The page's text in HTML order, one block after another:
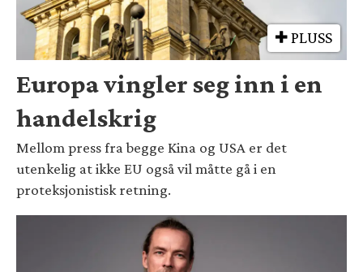
PLUSS
Europa vingler seg inn i en
handelskrig
Mellom press fra begge Kina og USA er det
utenkelig at ikke EU også vil måtte gå i en
proteksjonistisk retning.